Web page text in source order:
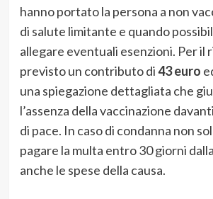
hanno portato la persona a non
di salute limitante e quando
allegare eventuali esenzioni. Per il
previsto un contributo di43 euro
una spiegazione dettagliata che
l’assenza della vaccinazione
di pace. In caso di condanna non
pagare la multa entro 30 giorni
anche le spese della causa.